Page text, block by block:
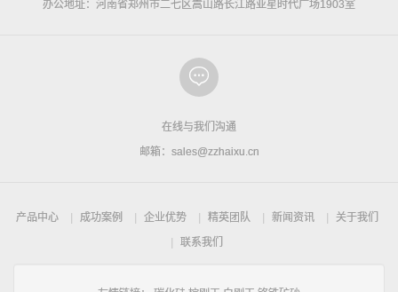
办公地址：河南省郑州市二七区嵩山路长江路亚星时代广场1903室
在线与我们沟通
邮箱：sales@zzhaixu.cn
产品中心 成功案例 企业优势 精英团队 新闻资讯
关于我们
联系我们